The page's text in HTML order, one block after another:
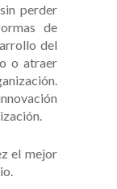
perder
de
del
o atraer
el mejor